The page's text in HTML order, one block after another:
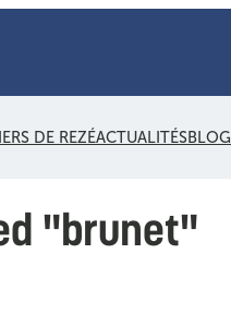
DE REZÉACTUALITÉSBLOG
"brunet"